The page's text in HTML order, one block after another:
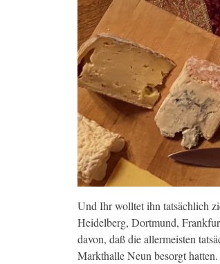
Und Ihr wolltet ihn tatsächlich
Heidelberg, Dortmund,
davon, daß die allermeisten
Markthalle Neun besorgt hatten.